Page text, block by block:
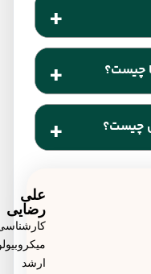
معمولاً برای
لابیای ماژور
و زایمان،
خانم‌ها به
علی
رضایی
کارشناسی
میکروبیولوژی،